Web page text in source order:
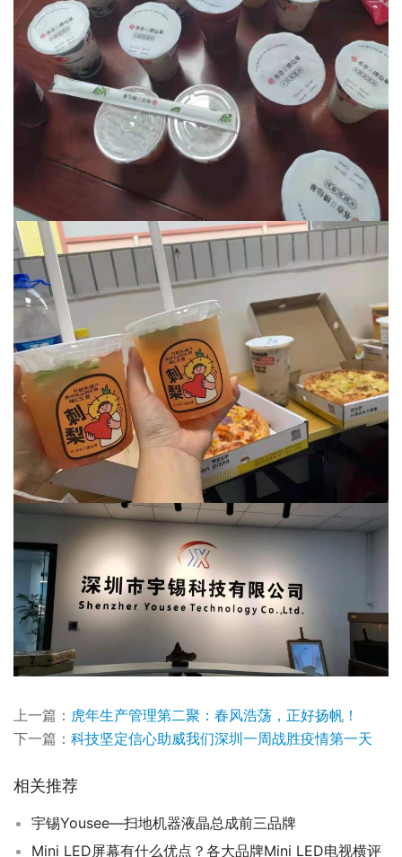
上一篇： 虎年生产管理第二聚：春风浩荡，正好扬帆！
下一篇： 科技坚定信心助威我们深圳一周战胜疫情第一天
相关推荐
宇锡Yousee—扫地机器液晶总成前三品牌
Mini LED屏幕有什么优点？各大品牌Mini LED电视横评